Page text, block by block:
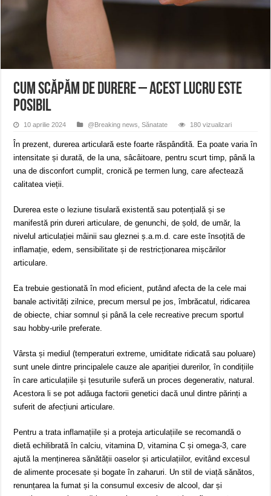
ANUNȚ OPRIRE APĂ în Reșița – avarie – 04.08.2026 – str. Văliugului și
ANUNŢ OPRIRE APĂ în CARANSEBEȘ – 04.08.2026 – avarie – Calea
Cum scăpăm de durere – Acest lucru este
posibil
10 aprilie 2024 @Breaking news ,Sănatate 180 vizualizari
În prezent, durerea articulară este foarte răspândită. Ea poate varia în
intensitate și durată, de la una, sâcâitoare, pentru scurt timp, până la
una de disconfort cumplit, cronică pe termen lung, care afectează
calitatea vieții.
Durerea este o leziune tisulară existentă sau potențială și se
manifestă prin dureri articulare, de genunchi, de șold, de umăr, la
nivelul articulației mâinii sau gleznei ș.a.m.d. care este însoțită de
inflamație, edem, sensibilitate și de restricționarea mișcărilor
articulare.
Ea trebuie gestionată în mod eficient, putând afecta de la cele mai
banale activități zilnice, precum mersul pe jos, îmbrăcatul, ridicarea
de obiecte, chiar somnul și până la cele recreative precum sportul
sau hobby-urile preferate.
Vârsta și mediul (temperaturi extreme, umiditate ridicată sau poluare)
sunt unele dintre principalele cauze ale apariției durerilor, în condițiile
în care articulațiile și țesuturile suferă un proces degenerativ, natural.
Acestora li se pot adăuga factorii genetici dacă unul dintre părinți a
suferit de afecțiuni articulare.
Pentru a trata inflamațiile și a proteja articulațiile se recomandă o
dietă echilibrată în calciu, vitamina D, vitamina C și omega-3, care
ajută la menținerea sănătății oaselor și articulațiilor, evitând excesul
de alimente procesate și bogate în zaharuri. Un stil de viață sănătos,
renunțarea la fumat și la consumul excesiv de alcool, dar și